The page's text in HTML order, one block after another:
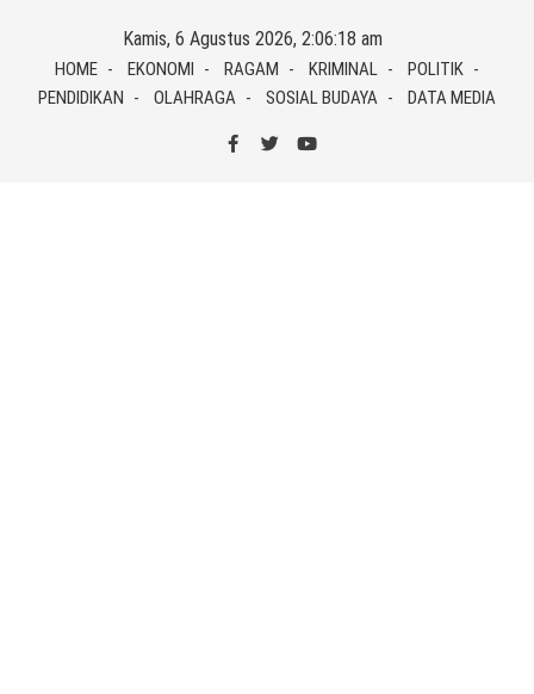
content
Kamis, 6 Agustus 2026, 2:06:18 am
HOME EKONOMI RAGAM KRIMINAL
POLITIK
PENDIDIKAN
OLAHRAGA SOSIAL BUDAYA DATA MEDIA